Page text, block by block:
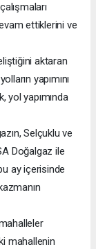
ettiklerini ve
aktaran
yapımını
yol yapımında
Selçuklu ve
Doğalgaz ile
ay içerisinde
mahallenin